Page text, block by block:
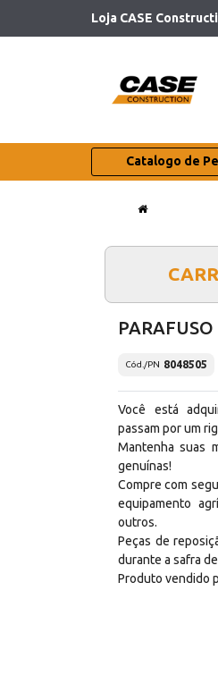
Loja CASE
Catalogo de
PARAFUSO
Cód./PN 8048505
Você está
passam por um
Mantenha suas
genuínas!
Compre com
equipamento
outros.
Peças de
durante a safra
Produto vendido